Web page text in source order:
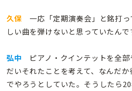
久保 一応「定期演奏会」と銘打
しい曲を弾けないと思っていたんで
弘中 ピアノ・クインテットを全部
だいそれたことを考えて、なんだ
でやろうとしていた。そうしたら